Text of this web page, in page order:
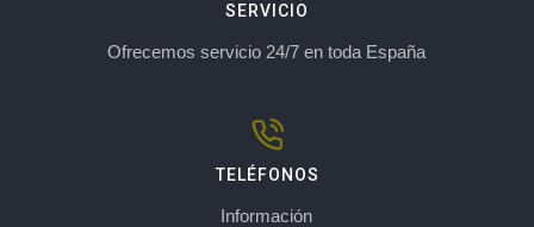
SERVICIO
Ofrecemos servicio 24/7 en toda España
TELÉFONOS
Información